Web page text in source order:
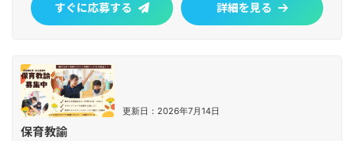
すぐに応募する 詳細を見る
更新日：2026年7月14日
保育教諭